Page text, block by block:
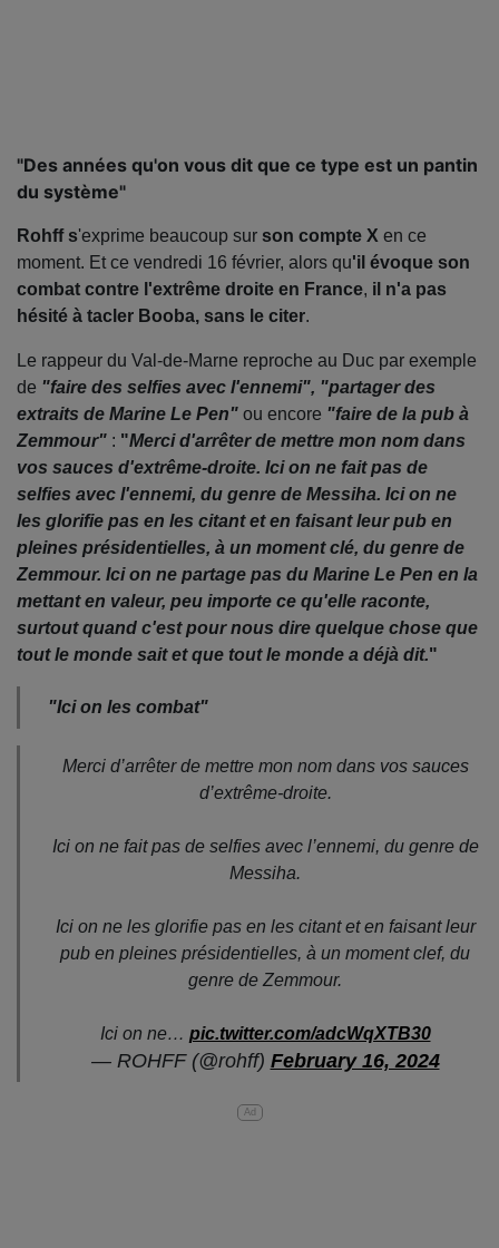
"Des années qu'on vous dit que ce type est un pantin
du système"
Rohff s'exprime beaucoup sur son compte X en ce
moment. Et ce vendredi 16 février, alors qu'il évoque son
combat contre l'extrême droite en France, il n'a pas
hésité à tacler Booba, sans le citer.
Le rappeur du Val-de-Marne reproche au Duc par exemple
de "faire des selfies avec l'ennemi", "partager des
extraits de Marine Le Pen" ou encore "faire de la pub à
Zemmour" : "Merci d'arrêter de mettre mon nom dans
vos sauces d'extrême-droite. Ici on ne fait pas de
selfies avec l'ennemi, du genre de Messiha. Ici on ne
les glorifie pas en les citant et en faisant leur pub en
pleines présidentielles, à un moment clé, du genre de
Zemmour. Ici on ne partage pas du Marine Le Pen en la
mettant en valeur, peu importe ce qu'elle raconte,
surtout quand c'est pour nous dire quelque chose que
tout le monde sait et que tout le monde a déjà dit."
"Ici on les combat"
Merci d’arrêter de mettre mon nom dans vos sauces
d’extrême-droite.
Ici on ne fait pas de selfies avec l’ennemi, du genre de
Messiha.
Ici on ne les glorifie pas en les citant et en faisant leur
pub en pleines présidentielles, à un moment clef, du
genre de Zemmour.
Ici on ne… pic.twitter.com/adcWqXTB30
— ROHFF (@rohff) February 16, 2024
Ad